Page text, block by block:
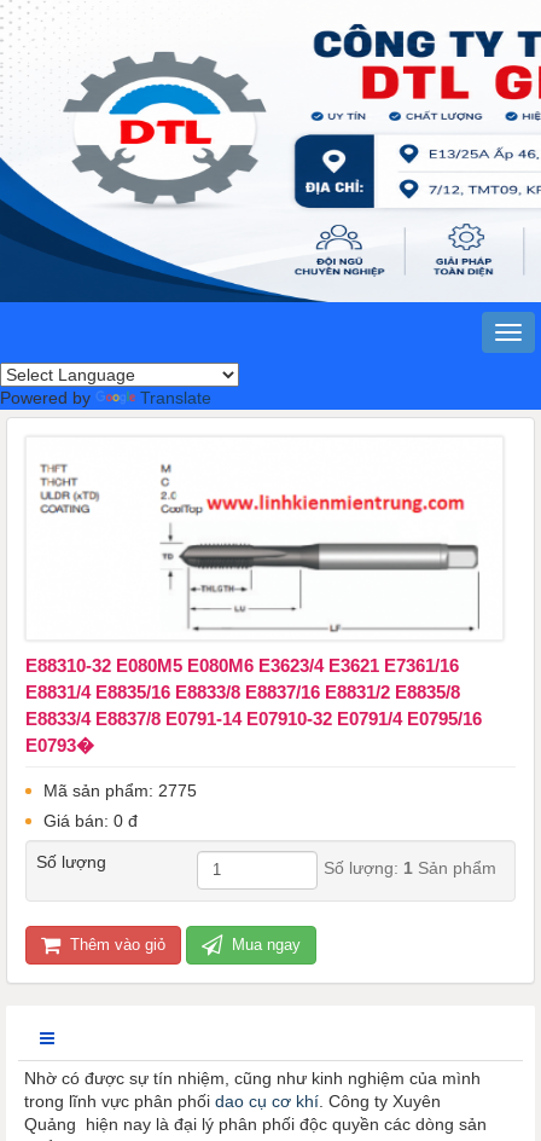
Powered by Translate
E88310-32 E080M5 E080M6 ​​​​​​​E3623/4 E3621 E7361/16
E8831/4 E8835/16 E8833/8 E8837/16 E8831/2 E8835/8
E8833/4 E8837/8 E0791-14 E07910-32 E0791/4 E0795/16
E0793�
Mã sản phẩm: 2775
Giá bán: 0 đ
Số lượng Số lượng: 1 Sản phẩm
Thêm vào giỏ Mua ngay
Nhờ có được sự tín nhiệm, cũng như kinh nghiệm của mình
trong lĩnh vực phân phối dao cụ cơ khí . Công ty Xuyên
Quảng hiện nay là đại lý phân phối độc quyền các dòng sản